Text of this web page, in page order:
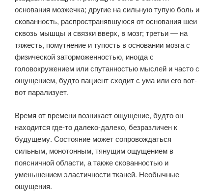
основания мозжечка; другие на сильную тупую боль и
скованность, распространявшуюся от основания шеи
сквозь мышцы и связки вверх, в мозг; третьи — на
тяжесть, помутнение и тупость в основании мозга с
физической заторможенностью, иногда с
головокружением или спутанностью мыслей и часто с
ощущением, будто пациент сходит с ума или его вот-
вот парализует.
Время от времени возникает ощущение, будто он
находится где-то далеко-далеко, безразличен к
будущему. Состояние может сопровождаться
сильным, монотонным, тянущим ощущением в
поясничной области, а также скованностью и
уменьшением эластичности тканей. Необычные
ощущения.